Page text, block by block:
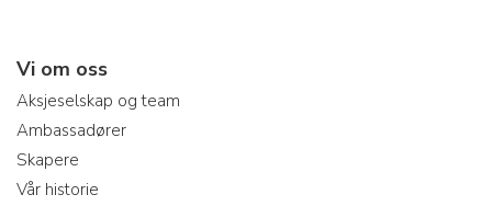
Vi om oss
Aksjeselskap og team
Ambassadører
Skapere
Vår historie